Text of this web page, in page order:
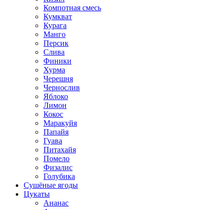
Компотная смесь
Кумкват
Курага
Манго
Персик
Слива
Финики
Хурма
Черешня
Чернослив
Яблоко
Лимон
Кокос
Маракуйя
Папайя
Гуава
Питахайя
Помело
Физалис
Голубика
Сушёные ягоды
Цукаты
Ананас